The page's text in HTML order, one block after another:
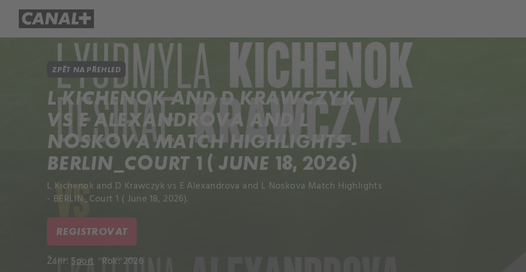
ZPĚT NA PŘEHLED
L KICHENOK AND D KRAWCZYK
VS E ALEXANDROVA AND L
NOSKOVA MATCH HIGHLIGHTS -
BERLIN_COURT 1 ( JUNE 18, 2026)
L Kichenok and D Krawczyk vs E Alexandrova and L Noskova Match Highlights
- BERLIN_Court 1 ( June 18, 2026).
REGISTROVAT
Žánr:Sport Rok: 2026